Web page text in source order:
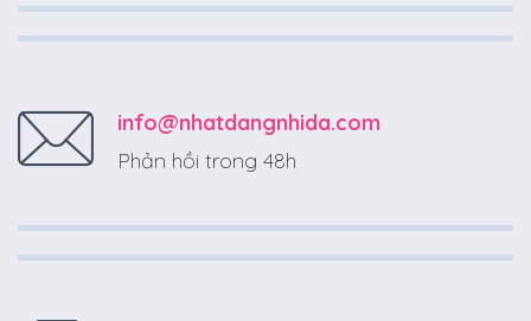
info@nhatdangnhida.com
Phản hồi trong 48h